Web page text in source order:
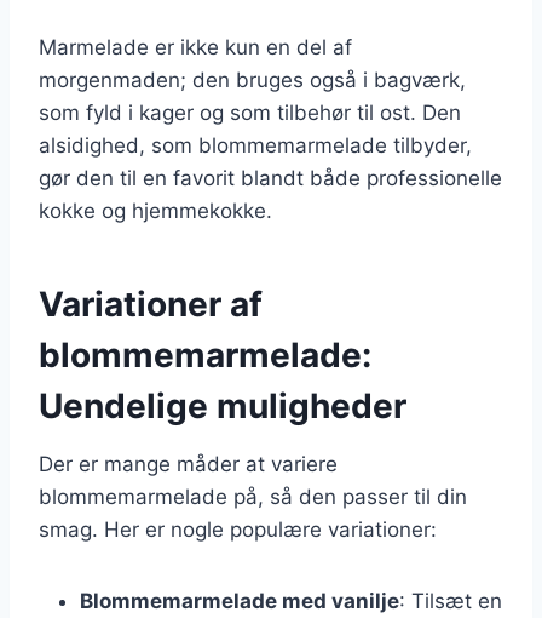
Marmelade er ikke kun en del af
morgenmaden; den bruges også i bagværk,
som fyld i kager og som tilbehør til ost. Den
alsidighed, som blommemarmelade tilbyder,
gør den til en favorit blandt både professionelle
kokke og hjemmekokke.
Variationer af
blommemarmelade:
Uendelige muligheder
Der er mange måder at variere
blommemarmelade på, så den passer til din
smag. Her er nogle populære variationer:
Blommemarmelade med vanilje: Tilsæt en